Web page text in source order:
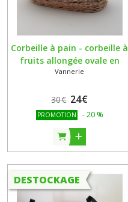
Corbeille à pain - corbeille à
fruits allongée ovale en
rotin naturel écru et papier
Vannerie
30€ 24€
PROMOTION -20 %
DESTOCKAGE